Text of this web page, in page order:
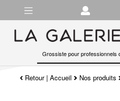
Grossiste pour professionnels
Retour|Accueil Nos produits
Gérer les préférences en matière de